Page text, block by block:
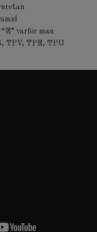
varför man
TPV, TPE, TPU